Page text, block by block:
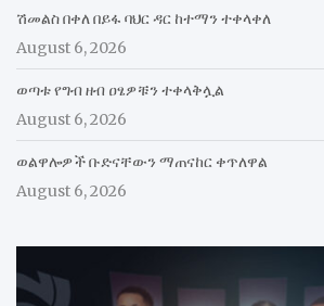
ሽመልስ በቀለ በይፋ ባህር ዳር ከተማን ተቀላቀለ
August 6, 2026
ወጣቱ የግብ ዘብ ዐፄዎቹን ተቀላቅሏል
August 6, 2026
ወልዋሎዎች ቡድናቸውን ማጠናከር ቀጥለዋል
August 6, 2026